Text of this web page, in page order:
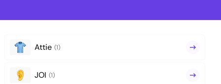
Attie (1)
JOI (1)